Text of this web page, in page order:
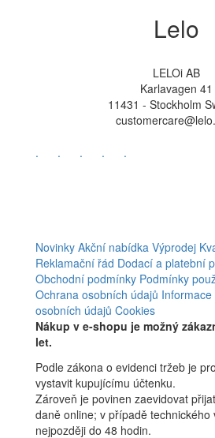
Lelo
LELOi AB
Karlavagen 41
11431 - Stockholm
. . . . .
Novinky Akční nabídka Výprodej
Reklamační řád Dodací a platební
Obchodní podmínky Podmínky
Ochrana osobních údajů
osobních údajů Cookies
Nákup v e-shopu je možný
let.
Podle zákona o evidenci tržeb je
vystavit kupujícímu účtenku.
Zároveň je povinen zaevidovat
daně online; v případě technického
nejpozději do 48 hodin.